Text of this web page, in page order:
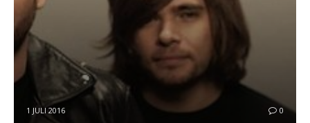
1 JULI 2016 0